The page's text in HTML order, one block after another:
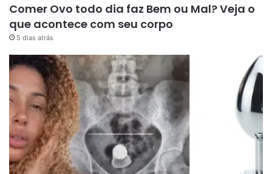
Comer Ovo todo dia faz Bem ou Mal? Veja o
que acontece com seu corpo
5 dias atrás